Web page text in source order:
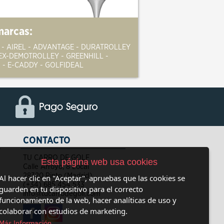
AIREL - ADVANTAGE - DURATROLLEY
DEMOTROLLEY - GREENHILL -
- E-CADDY - GOLFIDEAL
CONTACTO
TU CARRO DE GOLF
Calle Arroyo, 8 Local
28320 Pinto (Madrid)
(+34) 685 454 533
info@tucarrodegolf.com
Esta página web usa cookies
hacer clic en "Aceptar", apruebas que las cookies se
en tu dispositivo para el correcto
de la web, hacer analíticas de uso y
con estudios de marketing.